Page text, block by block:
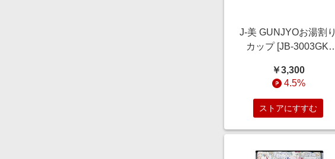
J-美 GUNJYOお湯割り
カップ [JB-3003GK]
【季節の贈り物＆ご褒
美ギフト】
￥3,300
4.5%
ストアにすすむ